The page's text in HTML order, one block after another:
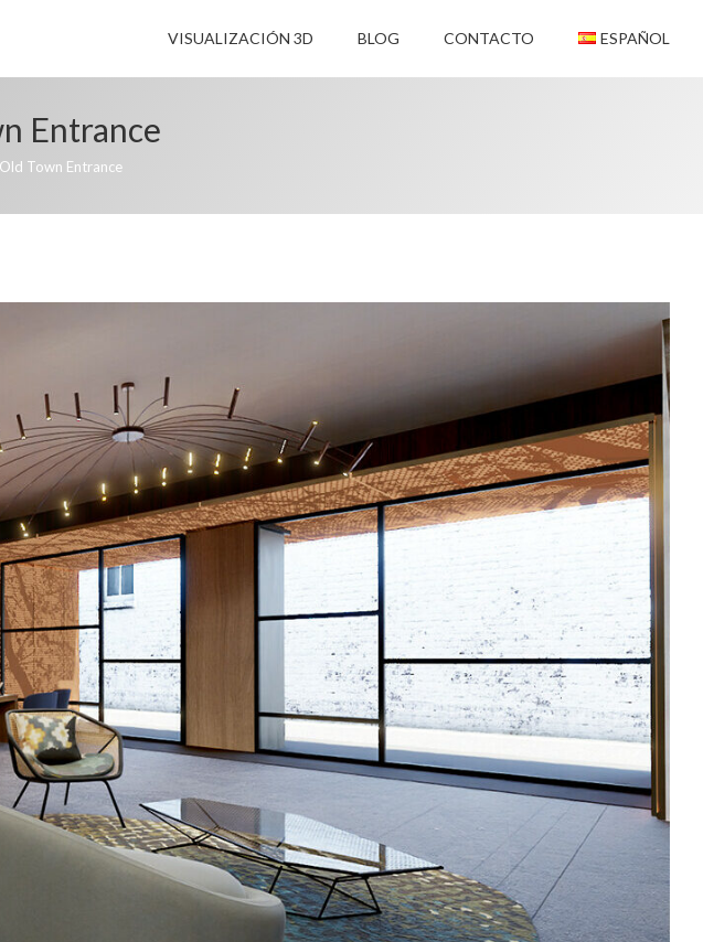
VISUALIZACIÓN 3D BLOG CONTACTO ESPAÑOL
Entrance
Town Entrance